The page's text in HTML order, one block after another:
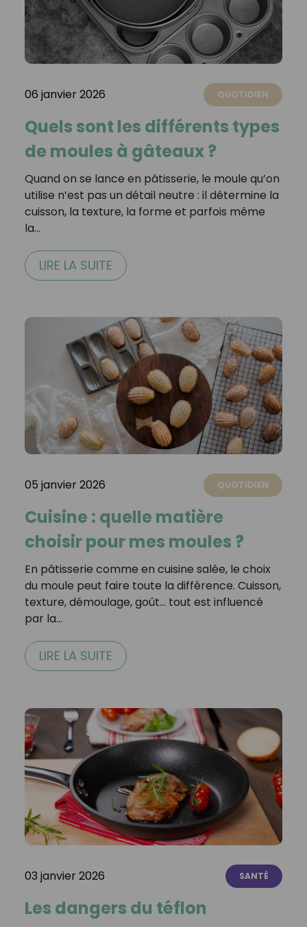
06 janvier 2026 QUOTIDIEN
Quels sont les différents types
de moules à gâteaux ?
Quand on se lance en pâtisserie, le moule qu’on
utilise n’est pas un détail neutre : il détermine la
cuisson, la texture, la forme et parfois même
la…
LIRE LA SUITE
05 janvier 2026 QUOTIDIEN
Cuisine : quelle matière
choisir pour mes moules ?
En pâtisserie comme en cuisine salée, le choix
du moule peut faire toute la différence. Cuisson,
texture, démoulage, goût… tout est influencé
par la…
LIRE LA SUITE
03 janvier 2026 SANTÉ
Les dangers du téflon